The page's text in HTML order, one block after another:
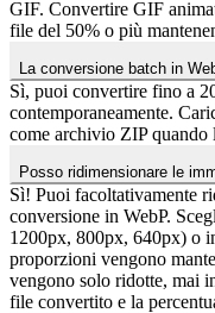
GIF. Convertire GIF
file del 50% o più
La conversione batch in
Sì, puoi convertire fino a
contemporaneamente.
come archivio ZIP quando
Posso ridimensionare le
Sì! Puoi facoltativamente
conversione in WebP.
1200px, 800px, 640px) o
proporzioni vengono
vengono solo ridotte, mai
file convertito e la